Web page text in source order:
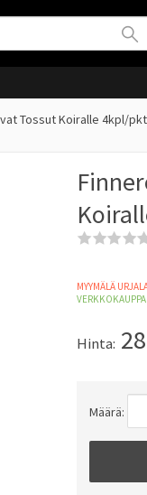
Tossut Koiralle 4kpl/
MYYMÄLÄ
Hinta:
Määrä: